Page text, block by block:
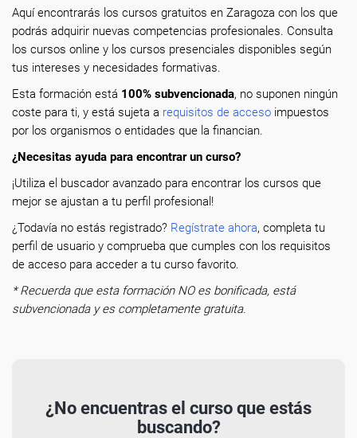
Aquí encontrarás los cursos gratuitos en Zaragoza con los que
podrás adquirir nuevas competencias profesionales. Consulta
los cursos online y los cursos presenciales disponibles según
tus intereses y necesidades formativas.
Esta formación está 100% subvencionada, no suponen ningún
coste para ti, y está sujeta a requisitos de acceso impuestos
por los organismos o entidades que la financian.
¿Necesitas ayuda para encontrar un curso?
¡Utiliza el buscador avanzado para encontrar los cursos que
mejor se ajustan a tu perfil profesional!
¿Todavía no estás registrado? Regístrate ahora, completa tu
perfil de usuario y comprueba que cumples con los requisitos
de acceso para acceder a tu curso favorito.
* Recuerda que esta formación NO es bonificada, está
subvencionada y es completamente gratuita.
¿No encuentras el curso que estás
buscando?